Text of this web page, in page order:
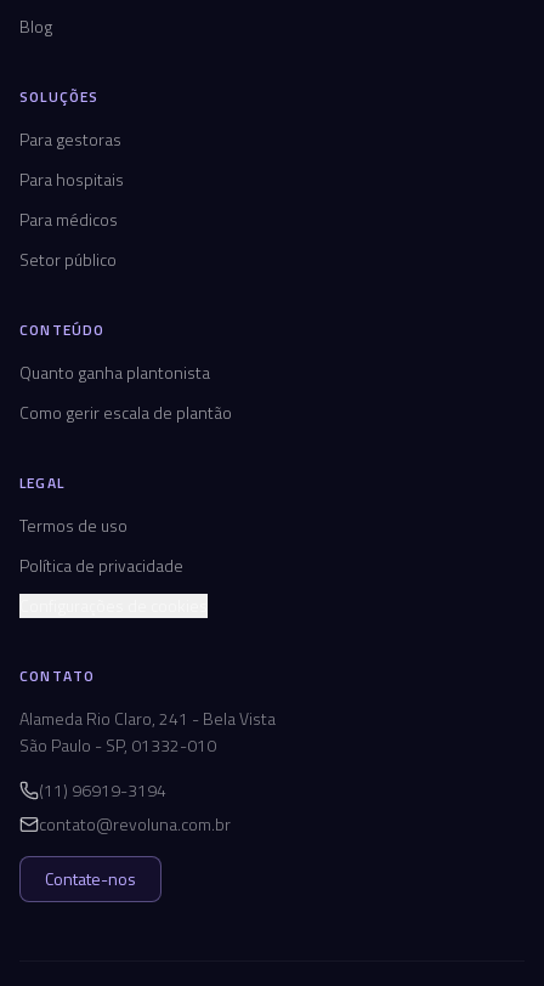
Blog
SOLUÇÕES
Para gestoras
Para hospitais
Para médicos
Setor público
CONTEÚDO
Quanto ganha plantonista
Como gerir escala de plantão
LEGAL
Termos de uso
Política de privacidade
CONTATO
Alameda Rio Claro, 241 - Bela Vista
São Paulo - SP, 01332-010
(11) 96919-3194
contato@revoluna.com.br
Contate-nos